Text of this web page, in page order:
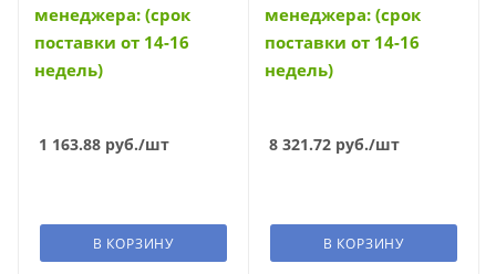
менеджера: (срок
поставки от 14-16
недель)
1 163.88 руб./шт
В КОРЗИНУ
менеджера: (срок
поставки от 14-16
недель)
8 321.72 руб./шт
В КОРЗИНУ